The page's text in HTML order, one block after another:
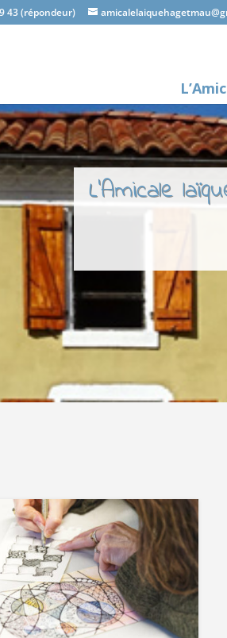
43 (répondeur)
L'Amicale